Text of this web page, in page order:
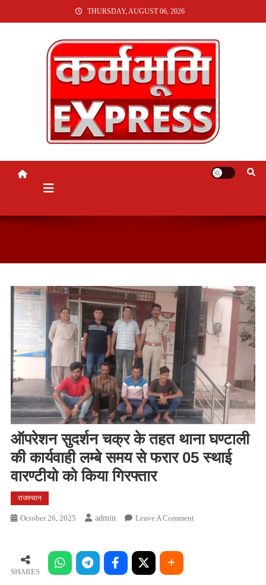
TO
THURSDAY, AUGUST 06, 2026
KARMABHUMI EXPRESS
ऑपरेशन सुदर्शन चक्र के तहत थाना घण्टाली
की कार्यवाही लम्बे समय से फरार 05 स्थाई
वारण्टीयो को किया गिरफ्तार
राजस्थान
October 26, 2025 Admin Leave A CommentOn
SHARES